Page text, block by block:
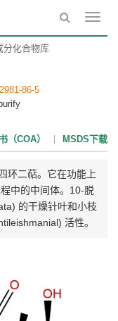
分化合物库
86-5
（COA）
MSDS下载
环二萜。它在功能上
中的中间体。10-脱
的干燥针叶和小枝
活性。